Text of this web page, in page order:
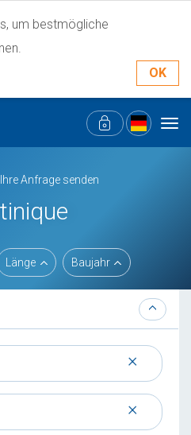
um bestmögliche
OK
Ihre Anfrage senden
Länge Baujahr
×
×